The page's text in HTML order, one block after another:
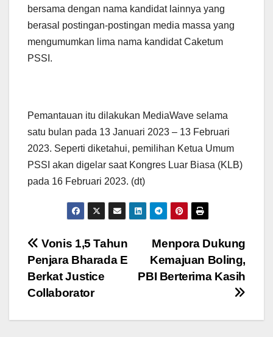
bersama dengan nama kandidat lainnya yang
berasal postingan-postingan media massa yang
mengumumkan lima nama kandidat Caketum
PSSI.
Pemantauan itu dilakukan MediaWave selama
satu bulan pada 13 Januari 2023 – 13 Februari
2023. Seperti diketahui, pemilihan Ketua Umum
PSSI akan digelar saat Kongres Luar Biasa (KLB)
pada 16 Februari 2023. (dt)
Navigasi
pos
Menpora Dukung
Kemajuan Boling,
PBI Berterima Kasih
Vonis 1,5 Tahun
Penjara Bharada E
Berkat Justice
Collaborator